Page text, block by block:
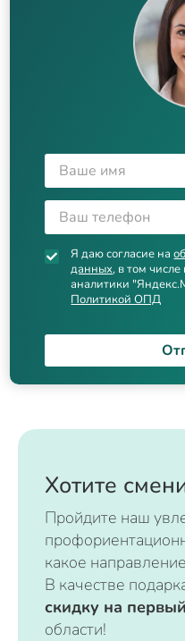
Я даю согласие на
данных, в том
аналитики
Политикой ОПД
Хотите
Пройдите наш
какое
В качестве
скидку на
области!